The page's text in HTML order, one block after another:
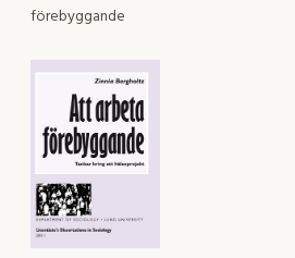
förebyggande